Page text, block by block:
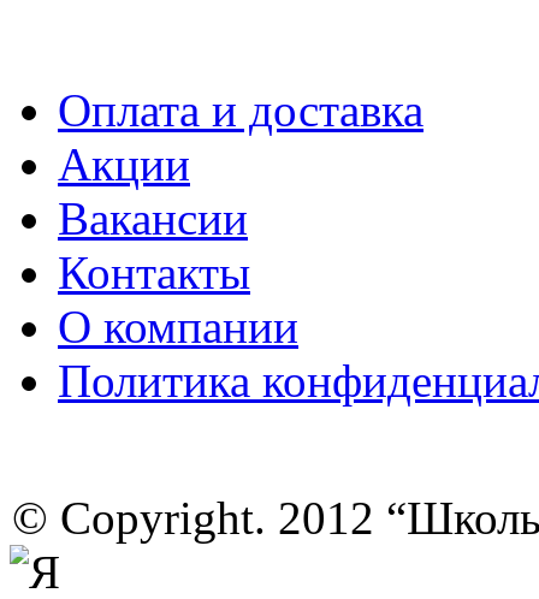
Оплата и доставка
Акции
Вакансии
Контакты
О компании
Политика
© Copyright. 2012